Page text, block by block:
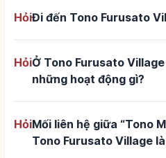
HỏiĐi đến Tono Furusato
HỏiỞ Tono Furusato
những hoạt động gì?
HỏiMối liên hệ giữa “Tono
Tono Furusato Village